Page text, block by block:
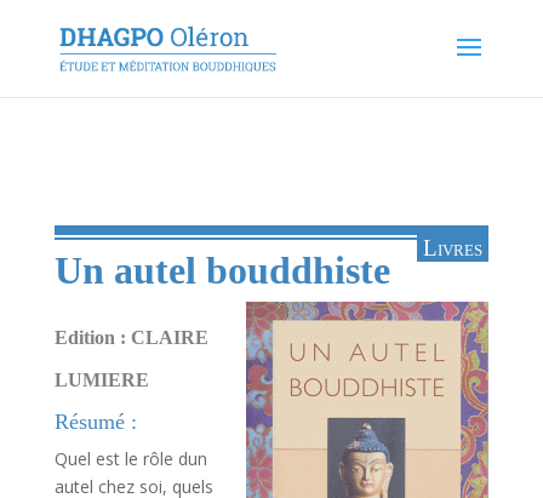
Livres
Un autel bouddhiste
Edition : CLAIRE
LUMIERE
Résumé :
Quel est le rôle dun
autel chez soi, quels